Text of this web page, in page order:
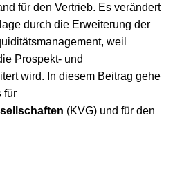
für den Vertrieb. Es verändert
durch die Erweiterung der
weil
Prospekt- und
wird. In diesem Beitrag gehe
für
(KVG) und für den